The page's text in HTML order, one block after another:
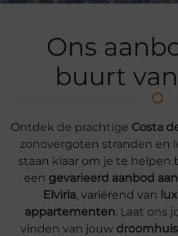
Ons
buurt
Ontdek de prachtige Costa
zonovergoten stranden en
staan klaar om je te helpen
een gevarieerd aanbod
Elviria, variërend van
appartementen. Laat ons
vinden van jouw droomhuis